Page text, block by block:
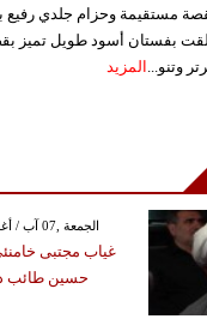
مستقيمة وحزام جلدي رفيع
بفستان أسود طويل تميز
وتنو... المزيد
GMT 03:07 2026 الجمعة ,07 آب / أغسطس
غياب مجتبى
حسين طائب